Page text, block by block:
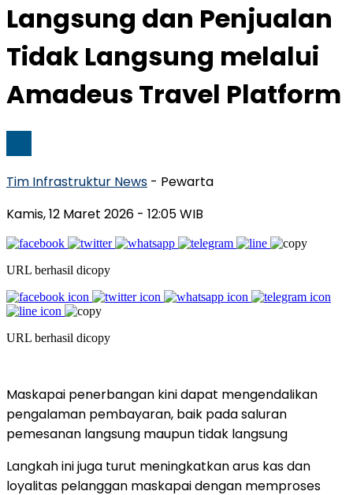
Langsung dan Penjualan
Tidak Langsung melalui
Amadeus Travel Platform
Tim Infrastruktur News - Pewarta
Kamis, 12 Maret 2026 - 12:05 WIB
URL berhasil dicopy
URL berhasil dicopy
Maskapai penerbangan kini dapat mengendalikan
pengalaman pembayaran, baik pada saluran
pemesanan langsung maupun tidak langsung
Langkah ini juga turut meningkatkan arus kas dan
loyalitas pelanggan maskapai dengan memproses